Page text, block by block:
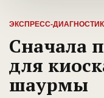
ЭКСПРЕСС-
Сначала
для
шаурмы